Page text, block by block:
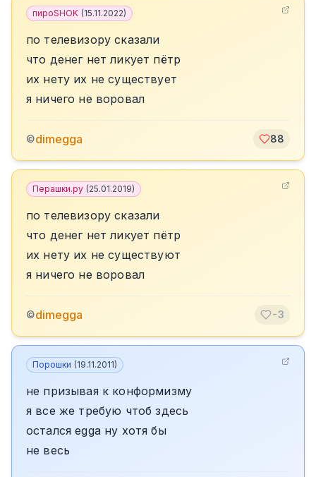
пироSHOK (15.11.2022)
по телевизору сказали
что денег нет ликует пётр
их нету их не существует
я ничего не воровал
©dimegga 88
Перашки.ру (25.01.2019)
по телевизору сказали
что денег нет ликует пётр
их нету их не существуют
я ничего не воровал
©dimegga -3
Порошки (19.11.2011)
не призывая к конформизму
я все же требую чтоб здесь
остался egga ну хотя бы
не весь